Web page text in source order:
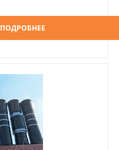
ПОДРОБНЕЕ